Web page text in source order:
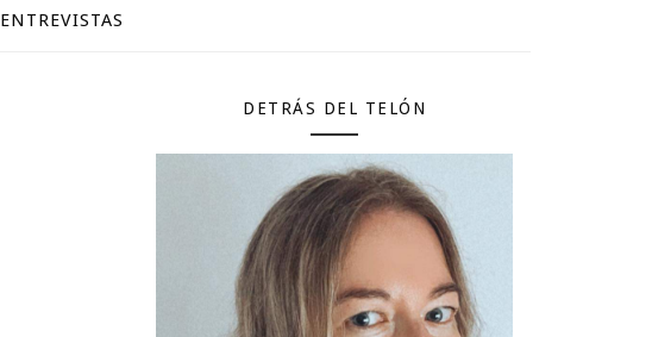
ENTREVISTAS
DETRÁS DEL TELÓN